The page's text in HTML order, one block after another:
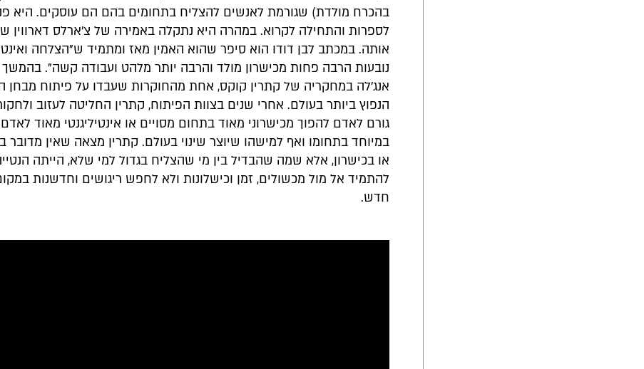
בהכרח מולדת) שגורמת לאנשים להצליח בתחומים בהם הם עוסקים. היא
לספרות והתחילה לקרוא. במהרה היא נתקלה באמירה של צ'ארלס דארווין
אותה. במכתב לבן דודו הוא סיפר שהוא האמין מאז ומתמיד ש"הצלחה
נובעות הרבה פחות מכישרון מולד והרבה יותר מלהט ועבודה קשה".
הנפוץ ביותר בעולם. אחרי שנים בצוות הפיתוח, קתרין החליטה לעזוב
גורם לאדם להפוך מכישרוני מאוד בתחום מסויים או אינטיליגנטי מאוד
או בכישרון, אלא שמה שהבדיל בין מי שהצליח בגדול למי שלא, הייתה
להתמיד אל מול מכשולים, זמן וכישלונות ולא לחפש ריגושים וחדשנות
חדש.